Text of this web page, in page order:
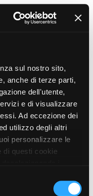
sul nostro sito,
anche di terze parti,
dell'utente,
e di visualizzare
Ad eccezione dei
utilizzo degli altri
personalizzare le
di questi cookie
i cookie, cliccando